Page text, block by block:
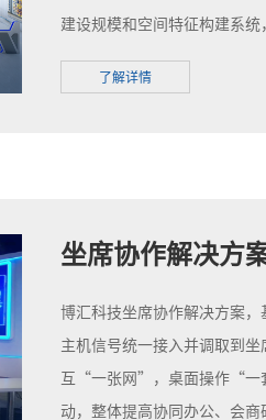
建设规模和空间特征构建系
用解决方案。
了解详情
坐席协作解决方
博汇科技坐席协作解决方案
主机信号统一接入并调取到
互“一张网”，桌面操作“一
动，整体提高协同办公、会商